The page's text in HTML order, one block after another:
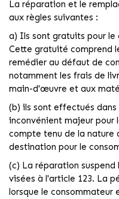
La réparation et le
aux règles suivantes :
a) Ils sont gratuits pour
Cette gratuité comprend
remédier au défaut de
notamment les frais de
main-d'œuvre et aux
(b) ils sont effectués
inconvénient majeur pour
compte tenu de la nature
destination pour le
(c) La réparation
visées à l'article 123. La
lorsque le